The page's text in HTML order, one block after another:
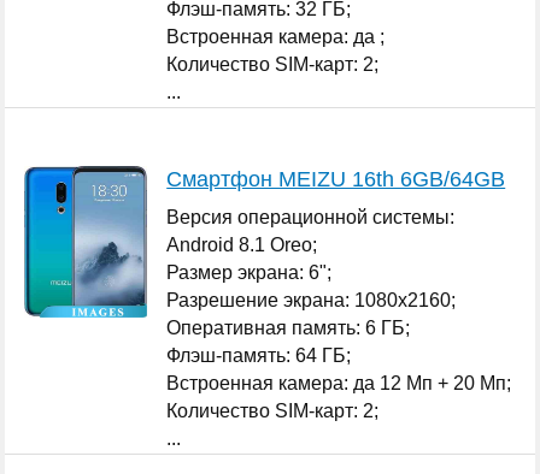
Флэш-память: 32 ГБ;
Встроенная камера: да ;
Количество SIM-карт: 2;
...
Смартфон MEIZU 16th 6GB/64GB
Версия операционной системы:
Android 8.1 Oreo;
Размер экрана: 6";
Разрешение экрана: 1080x2160;
Оперативная память: 6 ГБ;
Флэш-память: 64 ГБ;
Встроенная камера: да 12 Мп + 20 Мп;
Количество SIM-карт: 2;
...